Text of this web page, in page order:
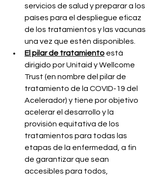
servicios de salud y preparar a los
países para el despliegue eficaz
de los tratamientos y las vacunas
una vez que estén disponibles.
El pilar de tratamiento está
dirigido por Unitaid y Wellcome
Trust (en nombre del pilar de
tratamiento de la COVID-19 del
Acelerador) y tiene por objetivo
acelerar el desarrollo y la
provisión equitativa de los
tratamientos para todas las
etapas de la enfermedad, a fin
de garantizar que sean
accesibles para todos,